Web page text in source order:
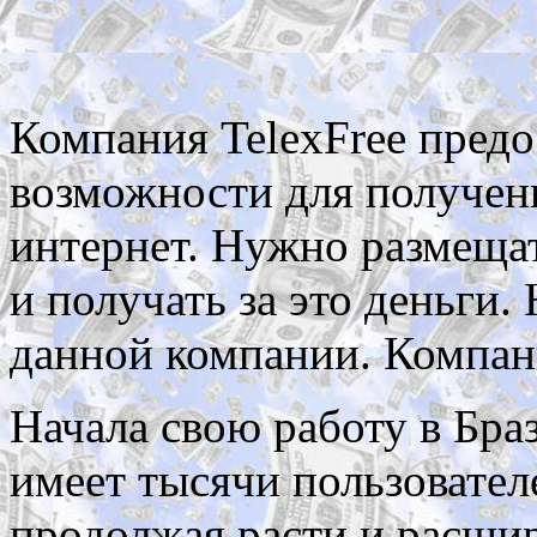
Компания TelexFree
возможности для
интернет. Нужно
и получать за это
данной компании.
Начала свою работу в
имеет тысячи